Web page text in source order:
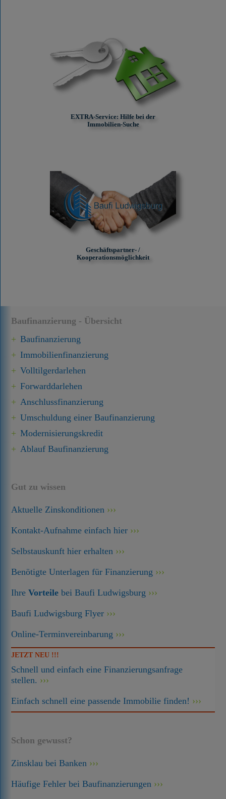
Baufinanzierung - Übersicht
Baufinanzierung
Immobilien­finanzierung
Volltilgerdarlehen
Forward­darlehen
Anschluss­finanzierung
Umschuldung einer Baufinanzierung
Modernisierungskredit
Ablauf Baufinanzierung
Gut zu wissen
Aktuelle Zinskonditionen
Kontakt-Aufnahme einfach hier
Selbstauskunft hier erhalten
Benötigte Unterlagen für Finanzierung
IhreVorteile bei Baufi Ludwigsburg
Baufi Ludwigsburg Flyer
Online-Terminvereinbarung
JETZT NEU !!!
Schnell und einfach eine Finanzierungsanfrage
stellen.
Einfach schnell eine passende Immobilie finden!
Schon gewusst?
Zinsklau bei Banken
Häufige Fehler bei Baufinanzierungen
EXTRA-Service: Hilfe bei der
Immobilien-Suche
Geschäftspartner- /
Kooperationsmöglichkeit